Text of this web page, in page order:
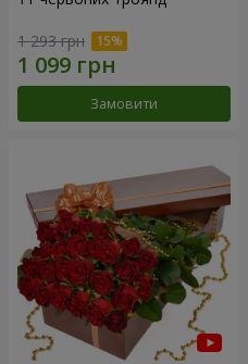
1 293 грн
Замовити